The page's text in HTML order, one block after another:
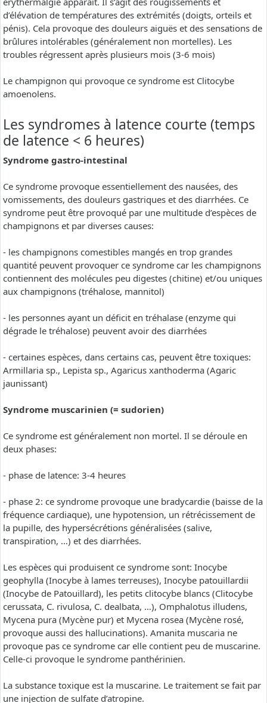
d’élévation de températures des extrémités (doigts, orteils et
pénis). Cela provoque des douleurs aiguës et des sensations de
brûlures intolérables (généralement non mortelles). Les
troubles régressent après plusieurs mois (3-6 mois)
Le champignon qui provoque ce syndrome est Clitocybe
amoenolens.
Les syndromes à latence courte (temps
de latence < 6 heures)
Syndrome gastro-intestinal
Ce syndrome provoque essentiellement des nausées, des
vomissements, des douleurs gastriques et des diarrhées. Ce
syndrome peut être provoqué par une multitude d’espèces de
champignons et par diverses causes:
- les champignons comestibles mangés en trop grandes
quantité peuvent provoquer ce syndrome car les champignons
contiennent des molécules peu digestes (chitine) et/ou uniques
aux champignons (tréhalose, mannitol)
- les personnes ayant un déficit en tréhalase (enzyme qui
dégrade le tréhalose) peuvent avoir des diarrhées
- certaines espèces, dans certains cas, peuvent être toxiques:
Armillaria sp., Lepista sp., Agaricus xanthoderma (Agaric
jaunissant)
Syndrome muscarinien (= sudorien)
Ce syndrome est généralement non mortel. Il se déroule en
deux phases:
- phase de latence: 3-4 heures
- phase 2: ce syndrome provoque une bradycardie (baisse de la
fréquence cardiaque), une hypotension, un rétrécissement de
la pupille, des hypersécrétions généralisées (salive,
transpiration, …) et des diarrhées.
Les espèces qui produisent ce syndrome sont: Inocybe
geophylla (Inocybe à lames terreuses), Inocybe patouillardii
(Inocybe de Patouillard), les petits clitocybe blancs (Clitocybe
cerussata, C. rivulosa, C. dealbata, …), Omphalotus illudens,
Mycena pura (Mycène pur) et Mycena rosea (Mycène rosé,
provoque aussi des hallucinations). Amanita muscaria ne
provoque pas ce syndrome car elle contient peu de muscarine.
Celle-ci provoque le syndrome panthérinien.
La substance toxique est la muscarine. Le traitement se fait par
une injection de sulfate d’atropine.